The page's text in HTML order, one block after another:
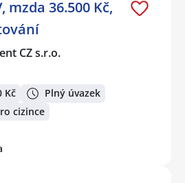
mzda 36.500 Kč,
CZ s.r.o.
Kč
Plný úvazek
cizince